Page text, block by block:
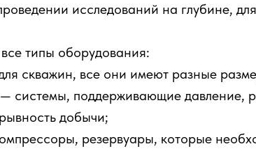
исследований на глубине,
типы оборудования:
скважин, все они имеют разные
системы, поддерживающие давление,
добычи;
резервуары, которые